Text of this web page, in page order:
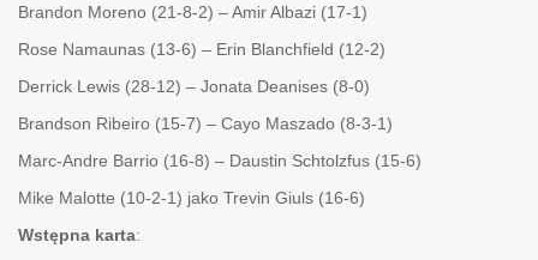
Brandon Moreno (21-8-2) – Amir Albazi (17-1)
Rose Namaunas (13-6) – Erin Blanchfield (12-2)
Derrick Lewis (28-12) – Jonata Deanises (8-0)
Brandson Ribeiro (15-7) – Cayo Maszado (8-3-1)
Marc-Andre Barrio (16-8) – Daustin Schtolzfus (15-6)
Mike Malotte (10-2-1) jako Trevin Giuls (16-6)
Wstępna karta: